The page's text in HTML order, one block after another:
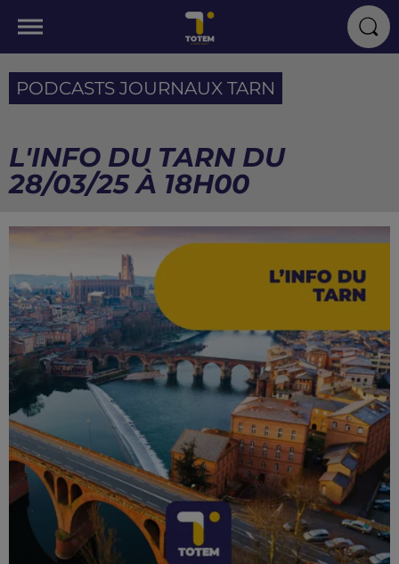
PODCASTS JOURNAUX TARN
L'INFO DU TARN DU
28/03/25 À 18H00